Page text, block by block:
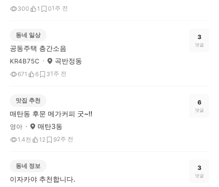
300 1 01주 전
동네 일상
공동주택 층간소음
KR4B75C 곡반정동
671 6 31주 전
3
댓글
맛집 추천
매탄동 후문 메가커피 굿~!!
영아 매탄3동
1.4천 12 92주 전
6
댓글
동네 정보
이자카야 추천합니다.
3
댓글